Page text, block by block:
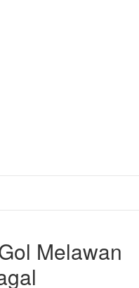
Melawan